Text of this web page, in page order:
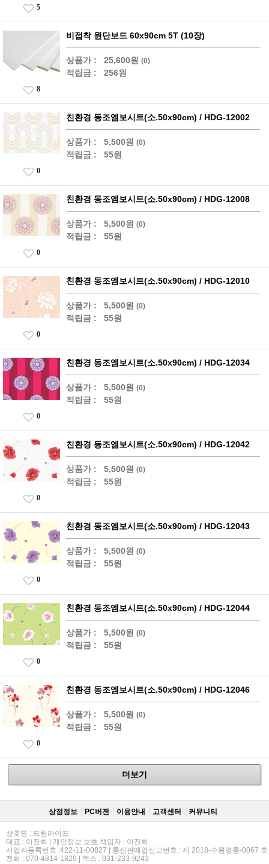
5
비접착 원단보드 60x90cm 5T (10장)
상품가 : 25,600원 (0)
적립금 : 256원
8
친환경 동조엠보시트(소.50x90cm) / HDG-12002
상품가 : 5,500원 (0)
적립금 : 55원
0
친환경 동조엠보시트(소.50x90cm) / HDG-12008
상품가 : 5,500원 (0)
적립금 : 55원
0
친환경 동조엠보시트(소.50x90cm) / HDG-12010
상품가 : 5,500원 (0)
적립금 : 55원
0
친환경 동조엠보시트(소.50x90cm) / HDG-12034
상품가 : 5,500원 (0)
적립금 : 55원
0
친환경 동조엠보시트(소.50x90cm) / HDG-12042
상품가 : 5,500원 (0)
적립금 : 55원
0
친환경 동조엠보시트(소.50x90cm) / HDG-12043
상품가 : 5,500원 (0)
적립금 : 55원
0
친환경 동조엠보시트(소.50x90cm) / HDG-12044
상품가 : 5,500원 (0)
적립금 : 55원
0
친환경 동조엠보시트(소.50x90cm) / HDG-12046
상품가 : 5,500원 (0)
적립금 : 55원
0
더보기
상점정보 PC버젼 이용안내 고객센터 커뮤니티
상호명 : 드림라이프
대표 : 이진화 | 개인정보 보호 책임자 : 이진화
사업자등록번호 :422-11-00827 | 통신판매업신고번호 : 제 2018-수원영통-0067 호
전화 : 070-4814-1829 | 팩스 : 031-233-9243